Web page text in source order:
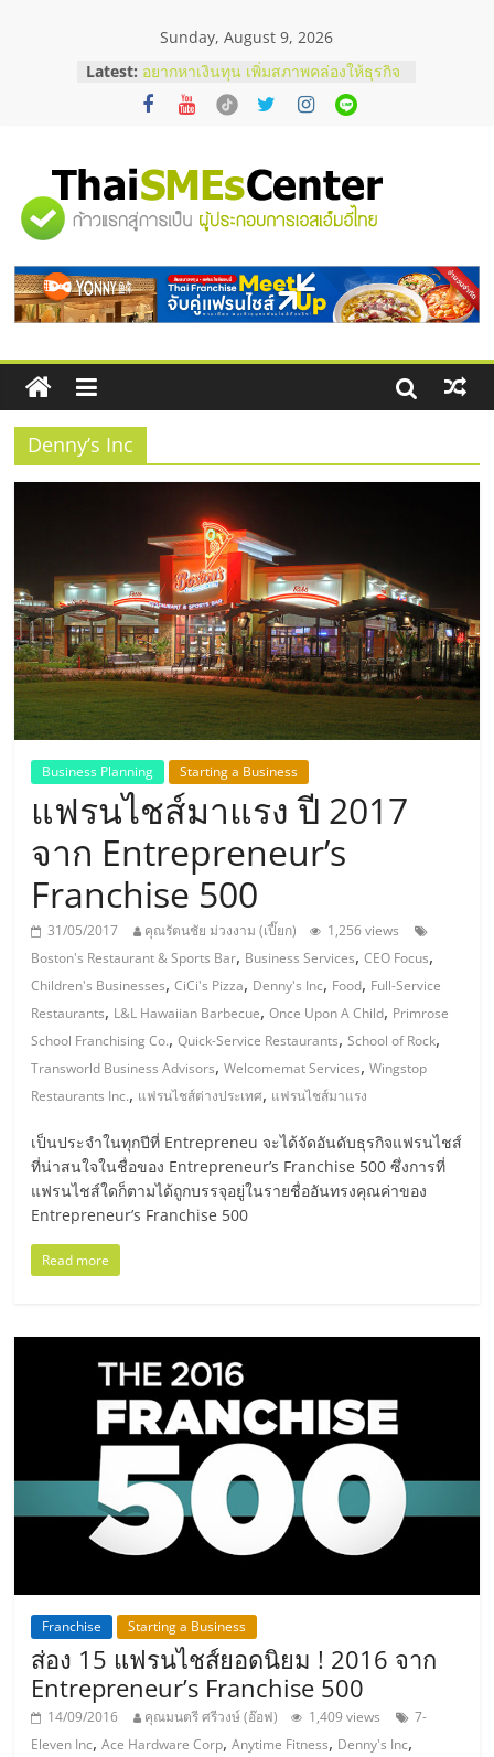
Sunday, August 9, 2026
Latest: อยากหาเงินทุน เพิ่มสภาพคล่องให้ธุรกิจ
เริ่มยังไงให้ผ่านฉลุย
สัมมนาออนไลน์ โอกาสบริหารสถานี
ThaiFranchise Meet Up จับคู่แฟรน
ไชส์ ครั้งที่ 8
ร้านเครื่องเสียงคุณภาพสูง พร้อม
บริษัท Cybersecurity ในไทยที่ไหนดี?
วิธีเลือกผู้ให้บริการให้คุ้มค่าและตอบ
โจทย์ธุรกิจ
"ศูนย์
รวม
ข้อมูล
ธุรกิจ
SME
ประเทศไทย,
ThaiSMEsCenter,
รวม
ธุรกิจ
เอ
ส
เอ็
มอี
ไทย,
SMEs,
แฟ
รน
ปรึกษา
แฟ
ไชส์,
รวม
แฟ
Denny’s Inc
Business Planning Starting a Business
แฟรนไชส์มาแรง ปี 2017
จาก Entrepreneur’s
Franchise 500
31/05/2017 คุณรัตนชัย ม่วงงาม (เปี๊ยก)
1,256 views
Boston's Restaurant & Sports Bar, Business Services,CEO Focus,
Children's Businesses,CiCi's Pizza, Denny's Inc, Food, Full-Service
Restaurants, L&L Hawaiian Barbecue,Once Upon A Child, Primrose
School Franchising Co.,Quick-Service Restaurants,School of Rock,
Transworld Business Advisors,Welcomemat Services,Wingstop
Restaurants Inc., แฟรนไชส์ต่างประเทศ, แฟรนไชส์มาแรง
เป็นประจำในทุกปีที่ Entrepreneu จะได้จัดอันดับธุรกิจแฟรนไชส์
ที่น่าสนใจในชื่อของ Entrepreneur’s Franchise 500 ซึ่งการที่
แฟรนไชส์ใดก็ตามได้ถูกบรรจุอยู่ในรายชื่ออันทรงคุณค่าของ
Entrepreneur’s Franchise 500
Read more
Franchise Starting a Business
ส่อง 15 แฟรนไชส์ยอดนิยม ! 2016 จาก
Entrepreneur’s Franchise 500
14/09/2016 คุณมนตรี ศรีวงษ์ (อ๊อฟ) 1,409 views
7-
Eleven Inc,Ace Hardware Corp,Anytime Fitness, Denny's Inc,